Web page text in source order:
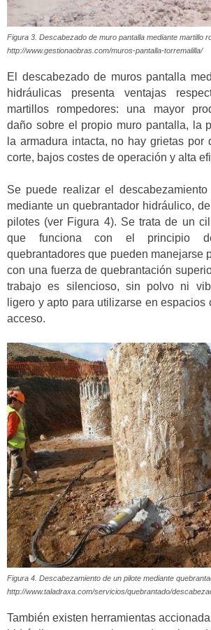
Figura 3. Descabezado de muro pantalla mediante martillo
http://www.gestionaobras.com/muros-pantalla-torremalilla/
El descabezado de muros pantalla
hidráulicas presenta ventajas
martillos rompedores: una mayor
daño sobre el propio muro pantalla, la
la armadura intacta, no hay grietas por
corte, bajos costes de operación y alta
Se puede realizar el
mediante un quebrantador hidráulico,
pilotes (ver Figura 4). Se trata de un
que funciona con el principio
quebrantadores que pueden manejarse
con una fuerza de quebrantación
trabajo es silencioso, sin polvo ni
ligero y apto para utilizarse en espacios
acceso.
Figura 4. Descabezamiento de un pilote mediante
http://www.taladraxa.com/servicios/quebrantado/
También existen herramientas